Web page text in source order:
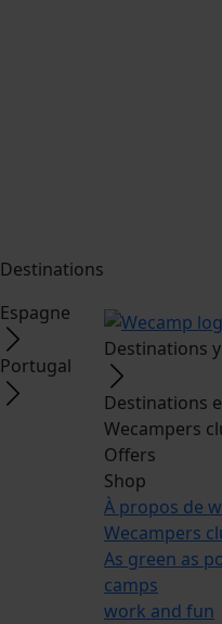
Destinations
Espagne
Portugal
Destinations
Destinations
Wecampers
Offers
Shop
À propos de
Wecampers
As green as
camps
work and fun